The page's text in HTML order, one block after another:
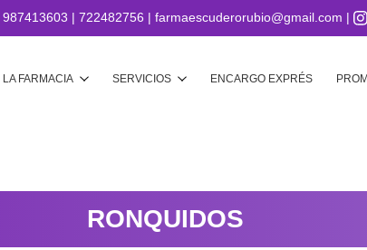
987413603 | 722482756 | farmaescuderorubio@gmail.com |
LA FARMACIA SERVICIOS ENCARGO EXPRÉS
RONQUIDOS